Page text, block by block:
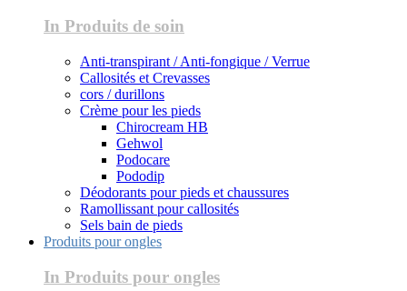
In Produits de soin
Anti-transpirant / Anti-fongique / Verrue
Callosités et Crevasses
cors / durillons
Crème pour les pieds
Chirocream HB
Gehwol
Podocare
Pododip
Déodorants pour pieds et chaussures
Ramollissant pour callosités
Sels bain de pieds
Produits pour ongles
In Produits pour ongles